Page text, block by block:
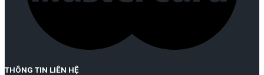
THÔNG TIN LIÊN HỆ